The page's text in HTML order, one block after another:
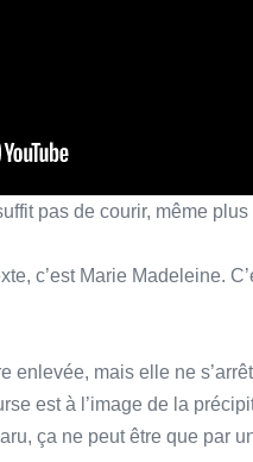
pas de courir, même
c’est Marie Madeleine.
enlevée, mais elle ne
est à l’image de la
ça ne peut être que par